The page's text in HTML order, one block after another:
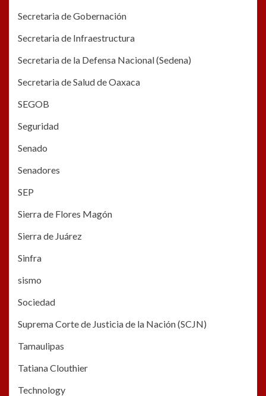
Secretaria de Gobernación
Secretaria de Infraestructura
Secretaria de la Defensa Nacional (Sedena)
Secretaria de Salud de Oaxaca
SEGOB
Seguridad
Senado
Senadores
SEP
Sierra de Flores Magón
Sierra de Juárez
Sinfra
sismo
Sociedad
Suprema Corte de Justicia de la Nación (SCJN)
Tamaulipas
Tatiana Clouthier
Technology